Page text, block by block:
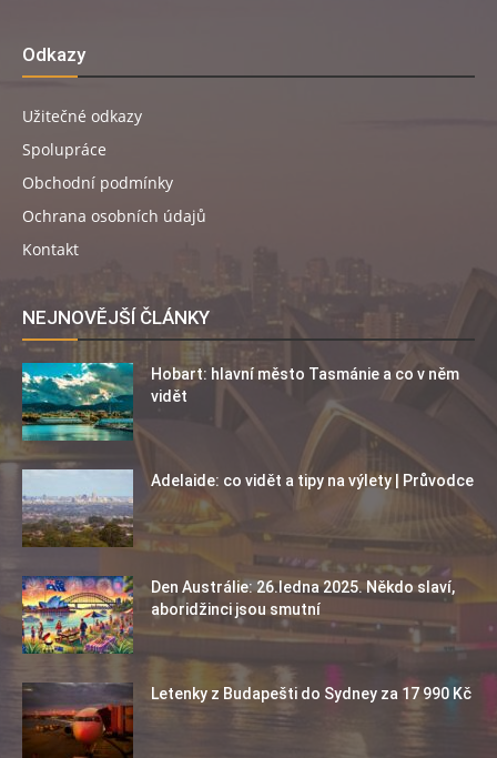
Odkazy
Užitečné odkazy
Spolupráce
Obchodní podmínky
Ochrana osobních údajů
Kontakt
NEJNOVĚJŠÍ ČLÁNKY
Hobart: hlavní město Tasmánie a co v něm
vidět
Adelaide: co vidět a tipy na výlety | Průvodce
Den Austrálie: 26.ledna 2025. Někdo slaví,
aboridžinci jsou smutní
Letenky z Budapešti do Sydney za 17 990 Kč